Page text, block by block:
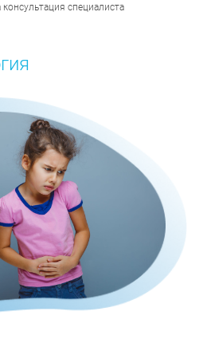
специалиста